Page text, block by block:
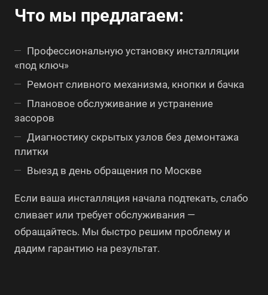
Что мы предлагаем:
Профессиональную установку инсталляции
«под ключ»
Ремонт сливного механизма, кнопки и бачка
Плановое обслуживание и устранение
засоров
Диагностику скрытых узлов без демонтажа
плитки
Выезд в день обращения по Москве
Если ваша инсталляция начала подтекать, слабо
сливает или требует обслуживания —
обращайтесь. Мы быстро решим проблему и
дадим гарантию на результат.